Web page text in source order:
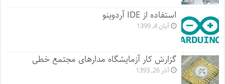
استفاده از IDE آردوینو
آبان 4, 1399
گزارش کار آزمایشگاه مدارهای مجتمع خطی
آذر 26, 1393